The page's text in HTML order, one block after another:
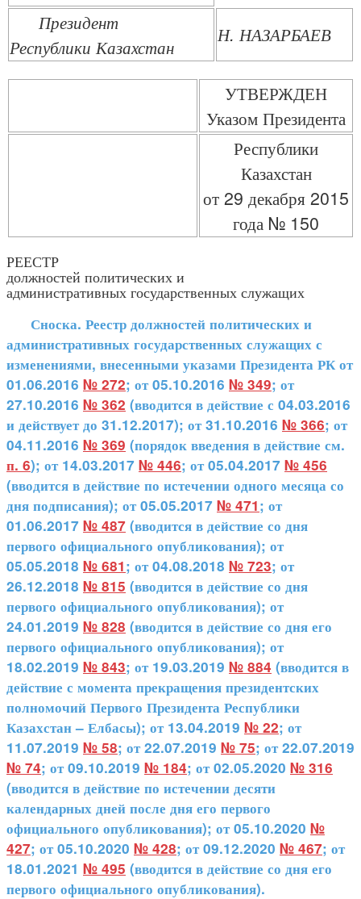
Президент
Республики Казахстан
Н. НАЗАРБАЕВ
УТВЕРЖДЕН
Указом Президента
Республики
Казахстан
от 29 декабря 2015
года № 150
РЕЕСТР
должностей политических и
административных государственных служащих
Сноска. Реестр должностей политических и
административных государственных служащих с
изменениями, внесенными указами Президента РК от
01.06.2016 № 272; от 05.10.2016 № 349; от
27.10.2016 № 362 (вводится в действие с 04.03.2016
и действует до 31.12.2017); от 31.10.2016 № 366; от
04.11.2016 № 369 (порядок введения в действие см.
п. 6); от 14.03.2017 № 446; от 05.04.2017 № 456
(вводится в действие по истечении одного месяца со
дня подписания); от 05.05.2017 № 471; от
01.06.2017 № 487 (вводится в действие со дня
первого официального опубликования); от
05.05.2018 № 681; от 04.08.2018 № 723; от
26.12.2018 № 815 (вводится в действие со дня
первого официального опубликования); от
24.01.2019 № 828 (вводится в действие со дня его
первого официального опубликования); от
18.02.2019 № 843; от 19.03.2019 № 884 (вводится в
действие с момента прекращения президентских
полномочий Первого Президента Республики
Казахстан – Елбасы); от 13.04.2019 № 22; от
11.07.2019 № 58; от 22.07.2019 № 75; от 22.07.2019
№ 74; от 09.10.2019 № 184; от 02.05.2020 № 316
(вводится в действие по истечении десяти
календарных дней после дня его первого
официального опубликования); от 05.10.2020 №
427; от 05.10.2020 № 428; от 09.12.2020 № 467; от
18.01.2021 № 495 (вводится в действие со дня его
первого официального опубликования).